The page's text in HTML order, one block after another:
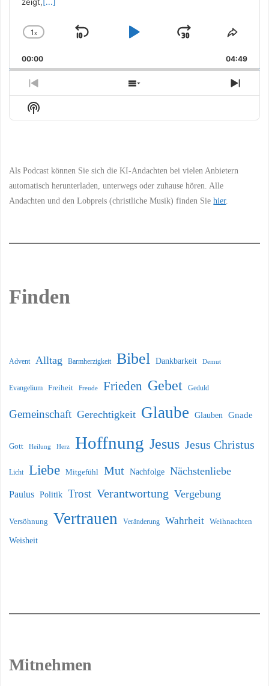
zeigt, [...]
Change
Rate
1x
Skip
Play
Jump
Forward
Share
00:00 04:49
Previous
Episode
Show
Episodes
Next
Show
Podcast
Als Podcast können Sie sich die KI-Andachten bei vielen Anbietern
automatisch herunterladen, unterwegs oder zuhause hören. Alle
Andachten und den Lobpreis (christliche Musik) finden Siehier.
Finden
Advent Alltag Barmherzigkeit Bibel Dankbarkeit Demut
Evangelium Freiheit Freude Frieden Gebet Geduld
Gemeinschaft Gerechtigkeit Glaube Glauben Gnade
Gott Heilung Herz Hoffnung Jesus Jesus Christus
Licht Liebe Mitgefühl Mut Nachfolge Nächstenliebe
Paulus Politik Trost Verantwortung Vergebung
Versöhnung Vertrauen Veränderung Wahrheit Weihnachten
Weisheit
Mitnehmen